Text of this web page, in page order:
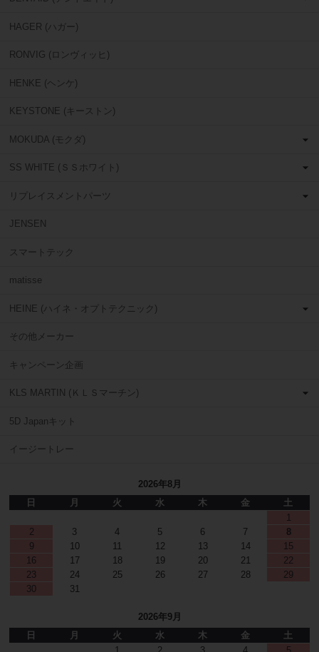
HAGER (ハガー)
RONVIG (ロンヴィッヒ)
HENKE (ヘンケ)
KEYSTONE (キーストン)
MOKUDA (モクダ)
SS WHITE (ＳＳホワイト)
リプレイスメントパーツ
JENSEN
スマートテック
matisse
HEINE (ハイネ・オプトテクニック)
その他メーカー
キャンペーン企画
KLS MARTIN (ＫＬＳマーチン)
5D Japanキット
イージートレー
2026年8月
日
月 火 水 木 金
土
1
2
3 4 5 6 7
8
9
10 11 12 13 14
15
16
17 18 19 20 21
22
23
24 25 26 27 28
29
30
31
2026年9月
日
月 火 水 木 金
土